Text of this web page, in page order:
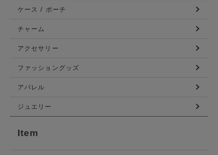
ケース / ポーチ
チャーム
アクセサリー
ファッショングッズ
アパレル
ジュエリー
Item